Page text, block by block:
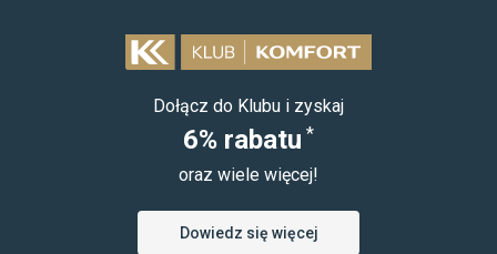
Dołącz do Klubu i zyskaj
6% rabatu *
oraz wiele więcej!
Dowiedz się więcej